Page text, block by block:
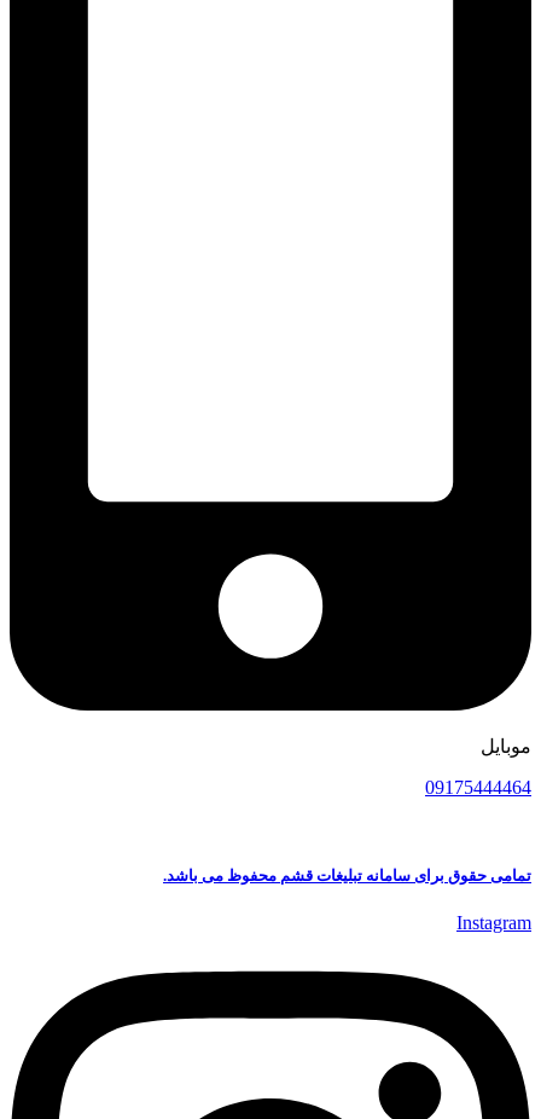
موبایل
09175444464
تمامی حقوق برای سامانه تبلیغات قشم محفوظ می باشد.
Instagram